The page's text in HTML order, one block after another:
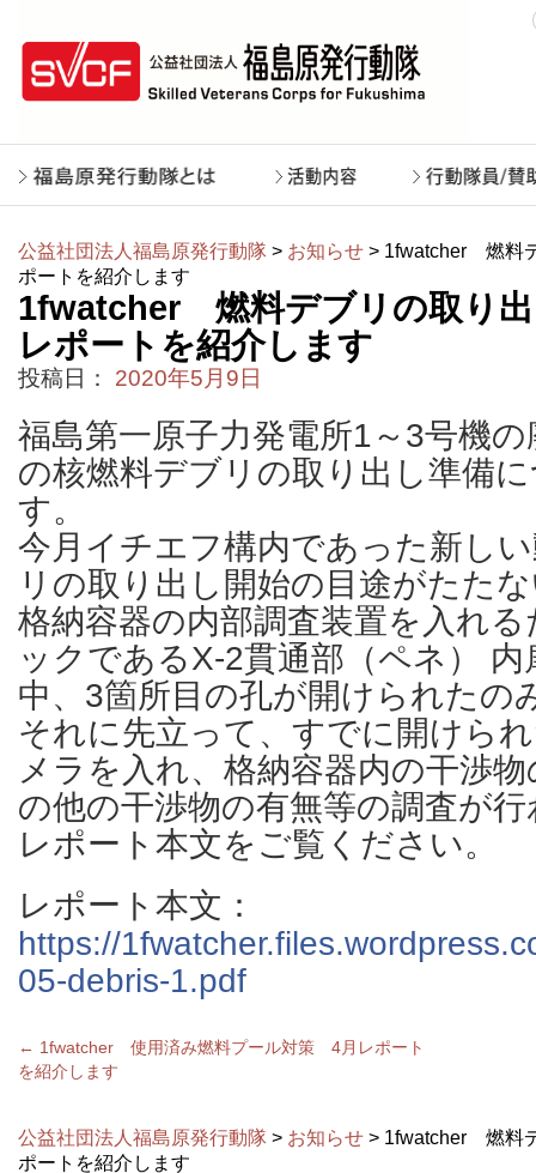
公益社団法人福島原発行動隊 > お知らせ > 1fwatcher 燃料
ポートを紹介します
1fwatcher 燃料デブリの取り
レポートを紹介します
投稿日： 2020年5月9日
福島第一原子力発電所1～3号機
の核燃料デブリの取り出し準備
す。
今月イチエフ構内であった新し
リの取り出し開始の目途がたた
格納容器の内部調査装置を入れ
ックであるX-2貫通部（ペネ）
中、3箇所目の孔が開けられたの
それに先立って、すでに開けら
メラを入れ、格納容器内の干渉
の他の干渉物の有無等の調査が
レポート本文をご覧ください。
レポート本文：
https://
05-debris-1.pdf
← 1fwatcher 使用済み燃料プール対策 4月レポート
を紹介します
公益社団法人福島原発行動隊 > お知らせ > 1fwatcher 燃料
ポートを紹介します